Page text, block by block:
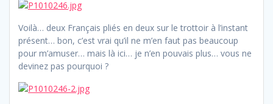
Voilà… deux Français pliés en deux sur le trottoir à l’instant
présent… bon, c’est vrai qu’il ne m’en faut pas beaucoup
pour m’amuser… mais là ici… je n’en pouvais plus… vous ne
devinez pas pourquoi ?